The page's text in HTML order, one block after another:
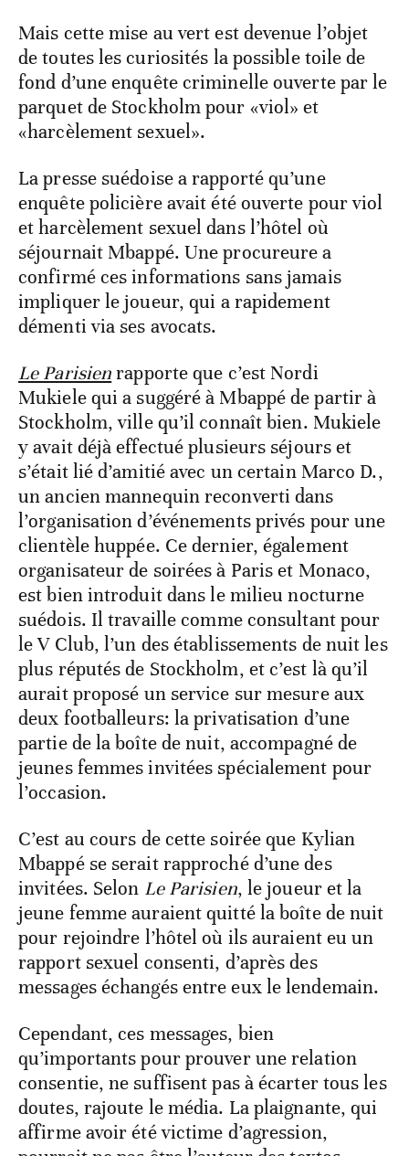
Mais cette mise au vert est devenue l’objet
de toutes les curiosités la possible toile de
fond d’une enquête criminelle ouverte par le
parquet de Stockholm pour «viol» et
«harcèlement sexuel».
La presse suédoise a rapporté qu’une
enquête policière avait été ouverte pour viol
et harcèlement sexuel dans l’hôtel où
séjournait Mbappé. Une procureure a
confirmé ces informations sans jamais
impliquer le joueur, qui a rapidement
démenti via ses avocats.
Le Parisienrapporte que c’est Nordi
Mukiele qui a suggéré à Mbappé de partir à
Stockholm, ville qu’il connaît bien. Mukiele
y avait déjà effectué plusieurs séjours et
s’était lié d’amitié avec un certain Marco D.,
un ancien mannequin reconverti dans
l’organisation d’événements privés pour une
clientèle huppée. Ce dernier, également
organisateur de soirées à Paris et Monaco,
est bien introduit dans le milieu nocturne
suédois. Il travaille comme consultant pour
le V Club, l’un des établissements de nuit les
plus réputés de Stockholm, et c’est là qu’il
aurait proposé un service sur mesure aux
deux footballeurs: la privatisation d’une
partie de la boîte de nuit, accompagné de
jeunes femmes invitées spécialement pour
l’occasion.
C’est au cours de cette soirée que Kylian
Mbappé se serait rapproché d’une des
invitées. Selon Le Parisien, le joueur et la
jeune femme auraient quitté la boîte de nuit
pour rejoindre l’hôtel où ils auraient eu un
rapport sexuel consenti, d’après des
messages échangés entre eux le lendemain.
Cependant, ces messages, bien
qu’importants pour prouver une relation
consentie, ne suffisent pas à écarter tous les
doutes, rajoute le média. La plaignante, qui
affirme avoir été victime d’agression,